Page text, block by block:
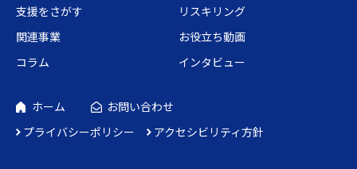
支援をさがす
リスキリング
関連事業
お役立ち動画
コラム
インタビュー
ホーム
お問い合わせ
プライバシーポリシー
アクセシビリティ方針